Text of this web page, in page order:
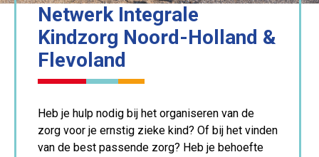
Netwerk Integrale
Kindzorg Noord-Holland &
Flevoland
Heb je hulp nodig bij het organiseren van de
zorg voor je ernstig zieke kind? Of bij het vinden
van de best passende zorg? Heb je behoefte